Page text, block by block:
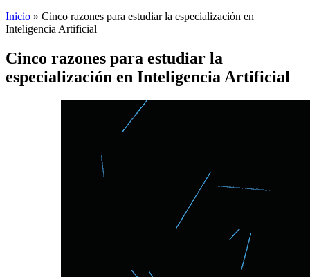
Inicio » Cinco razones para estudiar la especialización en
Inteligencia Artificial
Cinco razones para estudiar la
especialización en Inteligencia Artificial